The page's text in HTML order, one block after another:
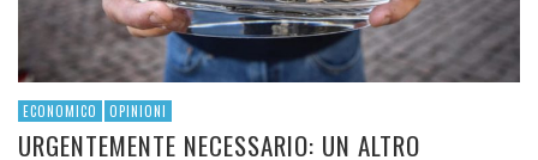
ECONOMICO OPINIONI
URGENTEMENTE NECESSARIO: UN ALTRO